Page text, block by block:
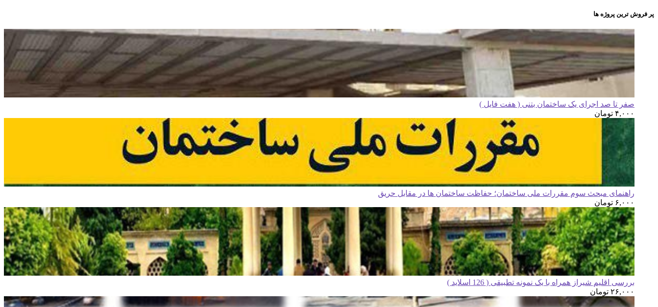
پر فروش ترین پروژه ها
صفر تا صد اجرای یک ساختمان بتنی ( هفت فایل )
۴,۰۰۰ تومان
راهنمای مبحث سوم مقررات ملی ساختمان؛ حفاظت ساختمان ها در مقابل حریق
۶,۰۰۰ تومان
بررسی اقلیم شیراز همراه با یک نمونه تطبیقی ( 126 اسلاید )
۲۶,۰۰۰ تومان